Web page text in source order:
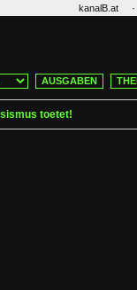
kanalB.at ·
AUSGABEN
toetet!